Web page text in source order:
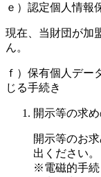
ｅ）認定個人情報
現在、当財団が加
ん。
ｆ）保有個人デー
じる手続き
開示等の求
開示等のお
出ください。
※電磁的手続